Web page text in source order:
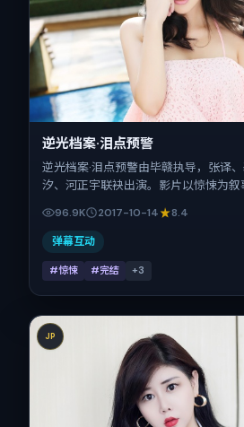
逆光档案·泪点预警
逆光档案·泪点预警由毕赣执导，张译
汐、河正宇联袂出演。影片以惊悚为叙
10月14日于印度首映（国庆档前后），
欢强情节与细腻表演的观众。
96.9K 2017-10-14 8.4
弹幕互动
#惊悚 #完结 +3
JP